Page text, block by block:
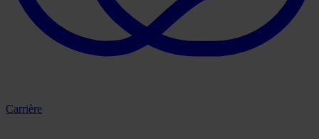
Carrière